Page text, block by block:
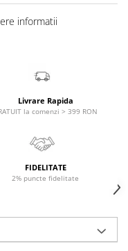
informatii
Livrare Rapida
la comenzi > 399 RON
FIDELITATE
2% puncte fidelitate